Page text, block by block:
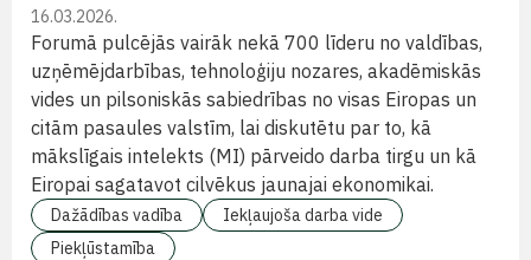
16.03.2026.
Forumā pulcējās vairāk nekā 700 līderu no valdības,
uzņēmējdarbības, tehnoloģiju nozares, akadēmiskās
vides un pilsoniskās sabiedrības no visas Eiropas un
citām pasaules valstīm, lai diskutētu par to, kā
mākslīgais intelekts (MI) pārveido darba tirgu un kā
Eiropai sagatavot cilvēkus jaunajai ekonomikai.
Dažādības vadība
Iekļaujoša darba vide
Piekļūstamība